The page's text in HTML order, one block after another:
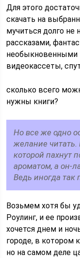
Для этого
скачать на
мучиться долго не
рассказами,
необыкновенными
видеокассеты,
сколько всего
нужны книги?
Но все же одно
желание читать.
которой пахнут
ароматом, а он-
Ведь иногда так
Возьмем хотя бы
Роулинг, и ее
хочется днем и
городе, в котором
но на самом деле